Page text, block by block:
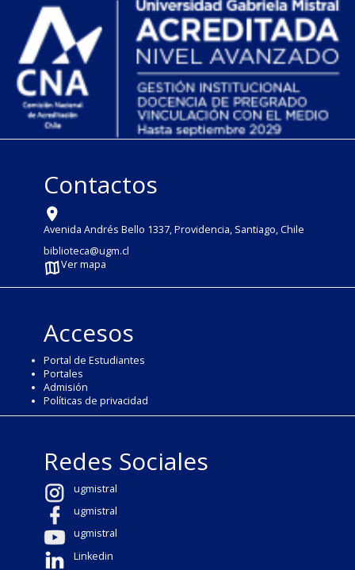
Contactos
Avenida Andrés Bello 1337, Providencia, Santiago, Chile
biblioteca@ugm.cl
Ver mapa
Accesos
Portal de Estudiantes
Portales
Admisión
Políticas de privacidad
Redes Sociales
ugmistral
ugmistral
ugmistral
Linkedin